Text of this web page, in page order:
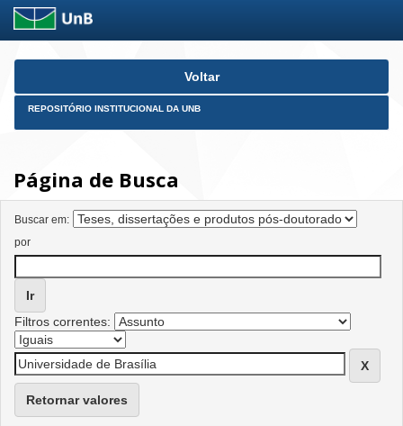
Skip
Voltar
REPOSITÓRIO INSTITUCIONAL DA UNB
Página de Busca
Buscar em:
por
Filtros correntes:
Retornar valores